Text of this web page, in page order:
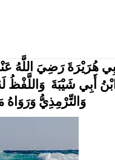
هُرَيْرَةَ رَضِيَ اللَّهُ
أَبِي شَيْبَةَ
وَالتِّرْمِذِيُّ